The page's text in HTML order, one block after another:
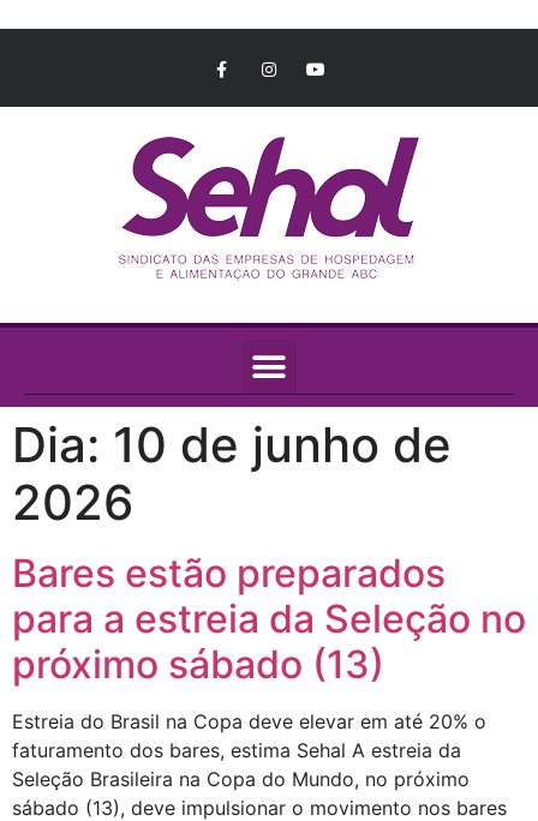
Dia: 10 de junho de
2026
Bares estão preparados
para a estreia da Seleção no
próximo sábado (13)
Estreia do Brasil na Copa deve elevar em até 20% o
faturamento dos bares, estima Sehal A estreia da
Seleção Brasileira na Copa do Mundo, no próximo
sábado (13), deve impulsionar o movimento nos bares